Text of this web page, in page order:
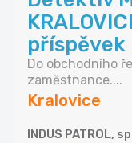
příspěvek
Do obchodního
zaměstnance....
Kralovice
INDUS PATROL,